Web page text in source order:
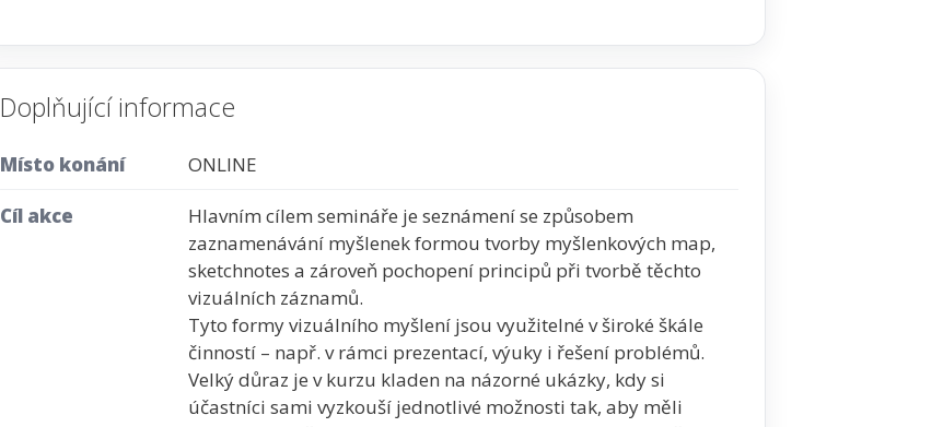
Doplňující informace
Místo konání ONLINE
Cíl akce
Hlavním cílem semináře je seznámení se způsobem
zaznamenávání myšlenek formou tvorby myšlenkových map,
sketchnotes a zároveň pochopení principů při tvorbě těchto
vizuálních záznamů.
Tyto formy vizuálního myšlení jsou využitelné v široké škále
činností – např. v rámci prezentací, výuky i řešení problémů.
Velký důraz je v kurzu kladen na názorné ukázky, kdy si
účastníci sami vyzkouší jednotlivé možnosti tak, aby měli